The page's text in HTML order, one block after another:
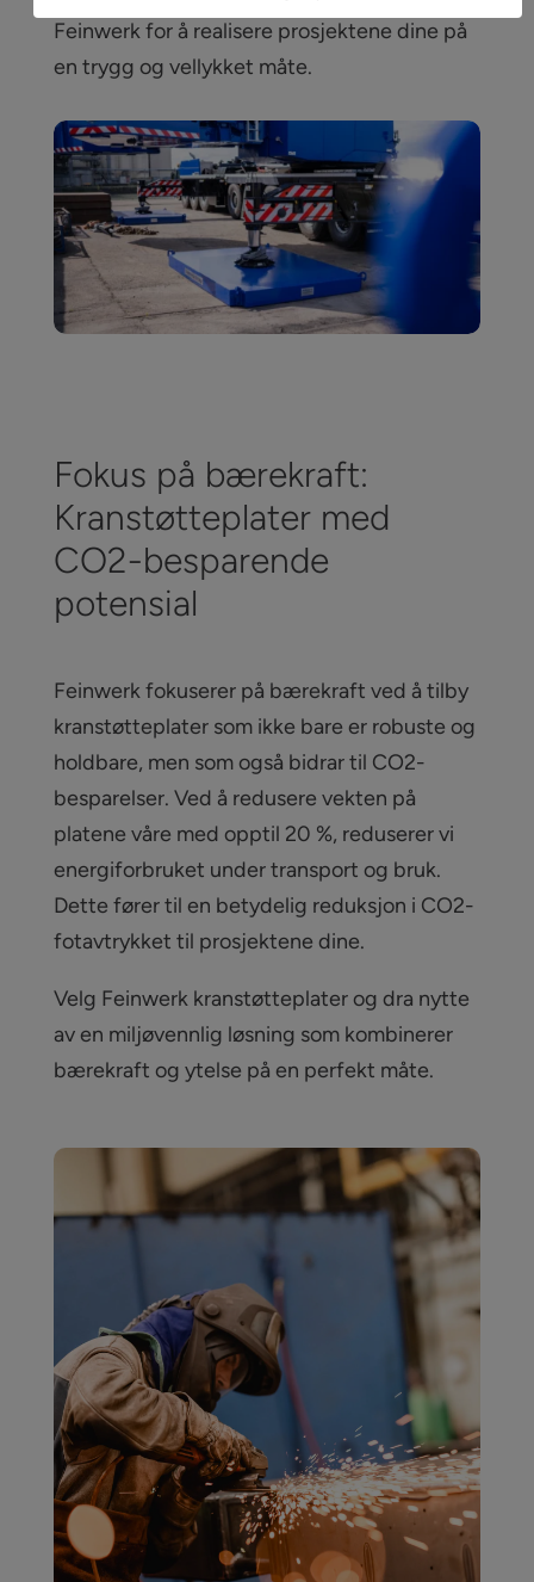
Feinwerk for å realisere prosjektene dine på
en trygg og vellykket måte.
Fokus på bærekraft:
Kranstøtteplater med
CO2-besparende
potensial
Feinwerk fokuserer på bærekraft ved å tilby
kranstøtteplater som ikke bare er robuste og
holdbare, men som også bidrar til CO2-
besparelser. Ved å redusere vekten på
platene våre med opptil 20 %, reduserer vi
energiforbruket under transport og bruk.
Dette fører til en betydelig reduksjon i CO2-
fotavtrykket til prosjektene dine.
Velg Feinwerk kranstøtteplater og dra nytte
av en miljøvennlig løsning som kombinerer
bærekraft og ytelse på en perfekt måte.